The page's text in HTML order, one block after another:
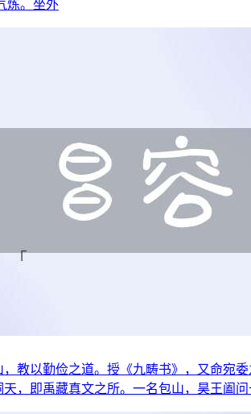
炼。坐外
教以勤俭之道。授《九畴书》，又命宛
，即禹藏真文之所。一名包山，昊王阖问